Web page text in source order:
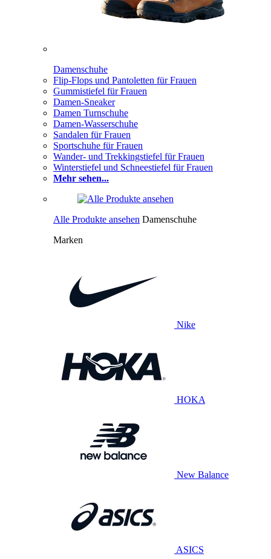
Damenschuhe
Flip-Flops und Pantoletten für Frauen
Gummistiefel für Frauen
Damen-Sneaker
Damen Turnschuhe
Damen-Wasserschuhe
Sandalen für Frauen
Sportschuhe für Frauen
Wander- und Trekkingstiefel für Frauen
Winterstiefel und Schneestiefel für Frauen
Mehr sehen...
Alle Produkte ansehen Damenschuhe
Marken
Nike
HOKA
New Balance
ASICS